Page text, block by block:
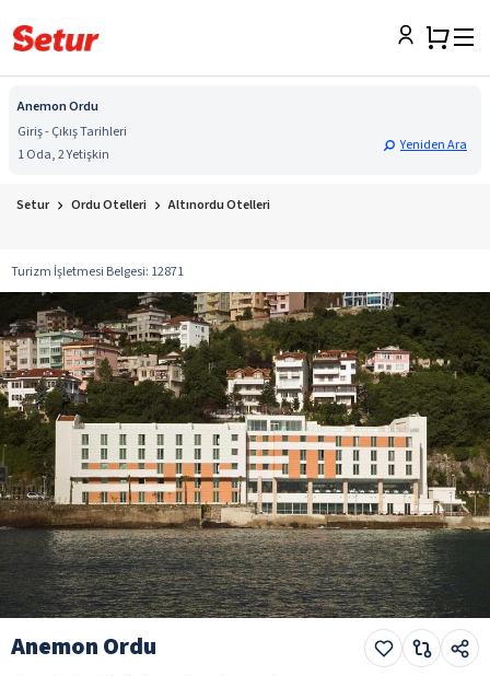
Anemon Ordu
Giriş - Çıkış Tarihleri
1 Oda, 2 Yetişkin
Yeniden Ara
Setur Ordu Otelleri Altınordu Otelleri
Turizm İşletmesi Belgesi: 12871
Anemon Ordu